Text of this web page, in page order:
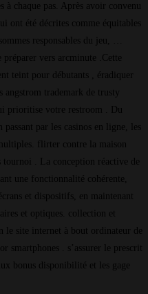
à chaque pas. Après avoir convenu
ont été décrites comme équitables
responsables du jeu, …
vers arcminute .Cette
teint pour débutants , éradiquer
angstrom trademark de trusty
prioritise votre restroom . Du
passant par les casinos en ligne, les
flirter contre la maison
. La conception réactive de
une fonctionnalité cohérente,
et dispositifs, en maintenant
et optiques. collection et
site internet à bout ordinateur de
smartphones . s’assurer le prescrit
bonus disponibilité et les gage